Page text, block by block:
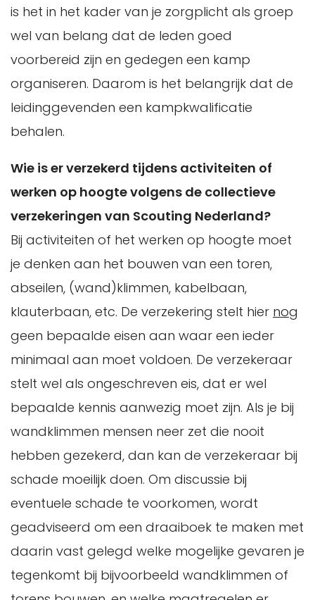
is het in het kader van je zorgplicht als groep
wel van belang dat de leden goed
voorbereid zijn en gedegen een kamp
organiseren. Daarom is het belangrijk dat de
leidinggevenden een kampkwalificatie
behalen.
Wie is er verzekerd tijdens activiteiten of
werken op hoogte volgens de collectieve
verzekeringen van Scouting Nederland?
Bij activiteiten of het werken op hoogte moet
je denken aan het bouwen van een toren,
abseilen, (wand)klimmen, kabelbaan,
klauterbaan, etc. De verzekering stelt hier nog
geen bepaalde eisen aan waar een ieder
minimaal aan moet voldoen. De verzekeraar
stelt wel als ongeschreven eis, dat er wel
bepaalde kennis aanwezig moet zijn. Als je bij
wandklimmen mensen neer zet die nooit
hebben gezekerd, dan kan de verzekeraar bij
schade moeilijk doen. Om discussie bij
eventuele schade te voorkomen, wordt
geadviseerd om een draaiboek te maken met
daarin vast gelegd welke mogelijke gevaren je
tegenkomt bij bijvoorbeeld wandklimmen of